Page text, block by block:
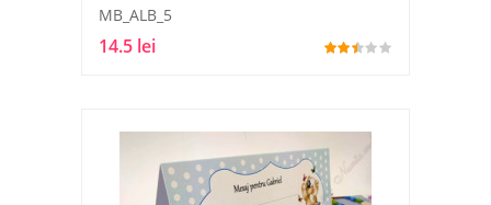
MB_ALB_5
14.5 lei